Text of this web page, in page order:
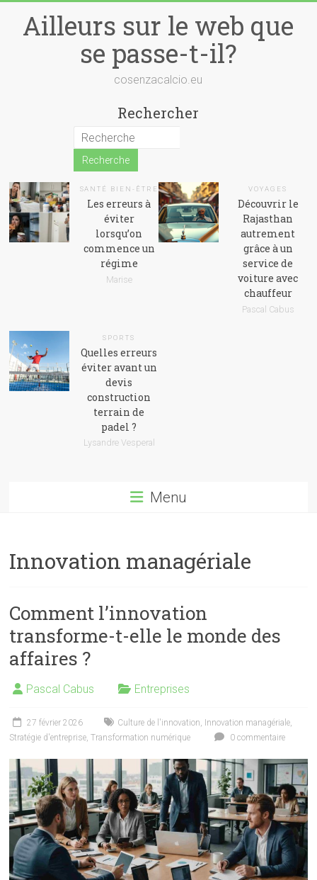
contentAilleurs sur le web que
se passe-t-il?
cosenzacalcio.eu
Rechercher
SANTÉ BIEN-ÊTRE
Les erreurs à
éviter
lorsqu’on
commence un
régime
Marise
VOYAGES
Découvrir le
Rajasthan
autrement
grâce à un
service de
voiture avec
chauffeur
Pascal Cabus
SPORTS
Quelles erreurs
éviter avant un
devis
construction
terrain de
padel ?
Lysandre Vesperal
Menu
Innovation managériale
Comment l’innovation
transforme-t-elle le monde des
affaires ?
Pascal Cabus Entreprises
27 février 2026 Culture de l'innovation, Innovation managériale,
Stratégie d'entreprise,Transformation numérique 0 commentaire